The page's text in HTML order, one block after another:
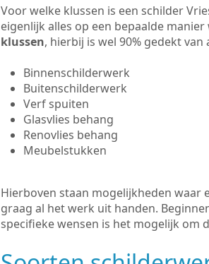
Voor welke klussen is een schilder
eigenlijk alles op een bepaalde
klussen, hierbij is wel 90% gedekt
Binnenschilderwerk
Buitenschilderwerk
Verf spuiten
Glasvlies behang
Renovlies behang
Meubelstukken
Hierboven staan mogelijkheden waar
graag al het werk uit handen.
specifieke wensen is het mogelijk om